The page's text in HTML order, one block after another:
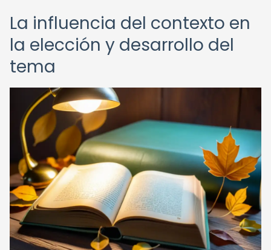
La influencia del contexto en
la elección y desarrollo del
tema